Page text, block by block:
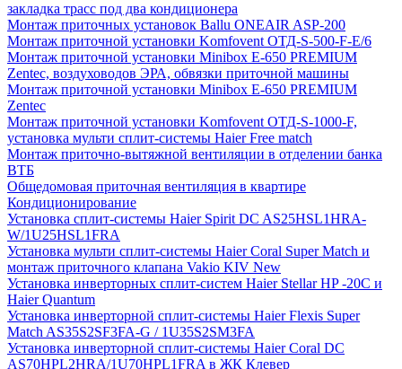
закладка трасс под два кондиционера
Монтаж приточных установок Ballu ONEAIR ASP-200
Монтаж приточной установки Komfovent ОТД-S-500-F-E/6
Монтаж приточной установки Minibox E-650 PREMIUM
Zentec, воздуховодов ЭРА, обвязки приточной машины
Монтаж приточной установки Minibox E-650 PREMIUM
Zentec
Монтаж приточной установки Komfovent ОТД-S-1000-F,
установка мульти сплит-системы Haier Free match
Монтаж приточно-вытяжной вентиляции в отделении банка
ВТБ
Общедомовая приточная вентиляция в квартире
Кондиционирование
Установка сплит-системы Haier Spirit DC AS25HSL1HRA-
W/1U25HSL1FRA
Установка мульти сплит-системы Haier Coral Super Match и
монтаж приточного клапана Vakio KIV New
Установка инверторных сплит-систем Haier Stellar HP -20С и
Haier Quantum
Установка инверторной сплит-системы Haier Flexis Super
Match AS35S2SF3FA-G / 1U35S2SM3FA
Установка инверторной сплит-системы Haier Coral DC
AS70HPL2HRA/1U70HPL1FRA в ЖК Клевер